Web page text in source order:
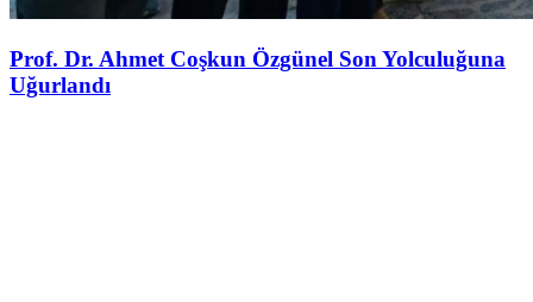
Prof. Dr. Ahmet Coşkun Özgünel Son Yolculuğuna
Uğurlandı